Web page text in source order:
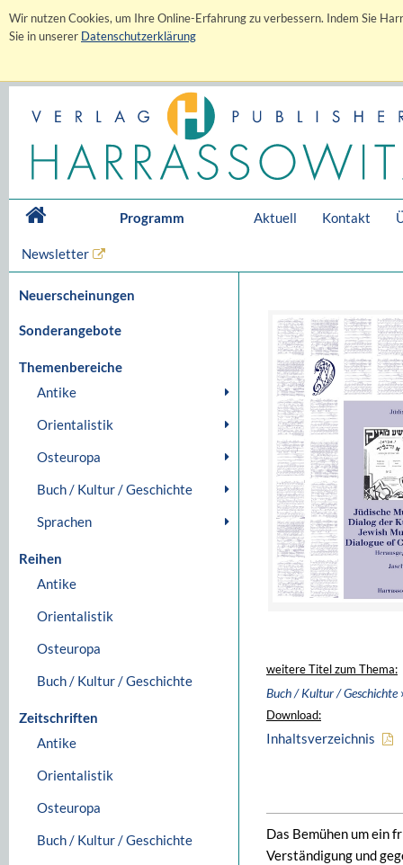
Wir nutzen Cookies, um Ihre Online-Erfahrung zu verbessern. Indem Sie
Sie in unserer Datenschutzerklärung
Programm Aktuell Kontakt
Newsletter
Neuerscheinungen
Sonderangebote
Themenbereiche
Antike
Orientalistik
Osteuropa
Buch / Kultur / Geschichte
Sprachen
Reihen
Antike
Orientalistik
Osteuropa
Buch / Kultur / Geschichte
Zeitschriften
Antike
Orientalistik
Osteuropa
Buch / Kultur / Geschichte
weitere Titel zum Thema:
Buch / Kultur / Geschichte
Download:
Inhaltsverzeichnis
Das Bemühen um ein
Verständigung und